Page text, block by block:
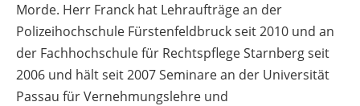
Morde. Herr Franck hat Lehraufträge an der
Polizeihochschule Fürstenfeldbruck seit 2010 und an
der Fachhochschule für Rechtspflege Starnberg seit
2006 und hält seit 2007 Seminare an der Universität
Passau für Vernehmungslehre und